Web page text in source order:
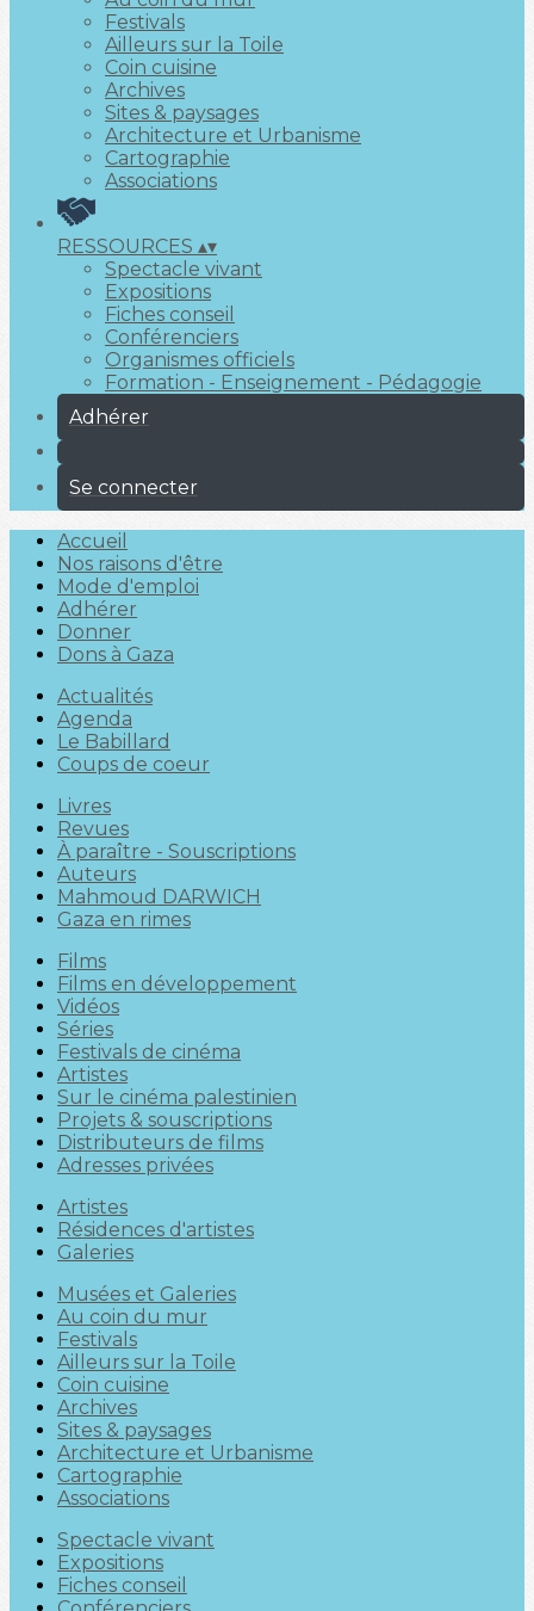
Festivals
Ailleurs sur la Toile
Coin cuisine
Archives
Sites & paysages
Architecture et Urbanisme
Cartographie
Associations
RESSOURCES ▴▾
Spectacle vivant
Expositions
Fiches conseil
Conférenciers
Organismes officiels
Formation - Enseignement - Pédagogie
Adhérer
Se connecter
Accueil
Nos raisons d'être
Mode d'emploi
Adhérer
Donner
Dons à Gaza
Actualités
Agenda
Le Babillard
Coups de coeur
Livres
Revues
À paraître - Souscriptions
Auteurs
Mahmoud DARWICH
Gaza en rimes
Films
Films en développement
Vidéos
Séries
Festivals de cinéma
Artistes
Sur le cinéma palestinien
Projets & souscriptions
Distributeurs de films
Adresses privées
Artistes
Résidences d'artistes
Galeries
Musées et Galeries
Au coin du mur
Festivals
Ailleurs sur la Toile
Coin cuisine
Archives
Sites & paysages
Architecture et Urbanisme
Cartographie
Associations
Spectacle vivant
Expositions
Fiches conseil